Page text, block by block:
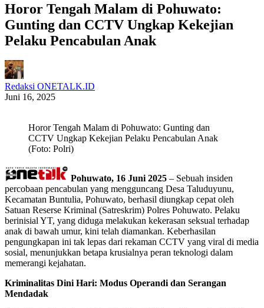
Horor Tengah Malam di Pohuwato:
Gunting dan CCTV Ungkap Kekejian
Pelaku Pencabulan Anak
Redaksi ONETALK.ID
Juni 16, 2025
Horor Tengah Malam di Pohuwato: Gunting dan
CCTV Ungkap Kekejian Pelaku Pencabulan Anak
(Foto: Polri)
Pohuwato, 16 Juni 2025 – Sebuah insiden
percobaan pencabulan yang mengguncang Desa Taluduyunu,
Kecamatan Buntulia, Pohuwato, berhasil diungkap cepat oleh
Satuan Reserse Kriminal (Satreskrim) Polres Pohuwato. Pelaku
berinisial YT, yang diduga melakukan kekerasan seksual terhadap
anak di bawah umur, kini telah diamankan. Keberhasilan
pengungkapan ini tak lepas dari rekaman CCTV yang viral di media
sosial, menunjukkan betapa krusialnya peran teknologi dalam
memerangi kejahatan.
Kriminalitas Dini Hari: Modus Operandi dan Serangan
Mendadak